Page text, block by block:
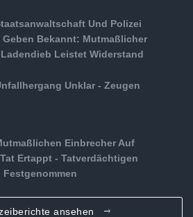
Und Polizei
Bekannt: Mutmaßlicher
Leistet Widerstand
Unklar - Zeugen
Einbrecher Auf
Ertappt - Tatverdächtigen
Festgenommen
ansehen